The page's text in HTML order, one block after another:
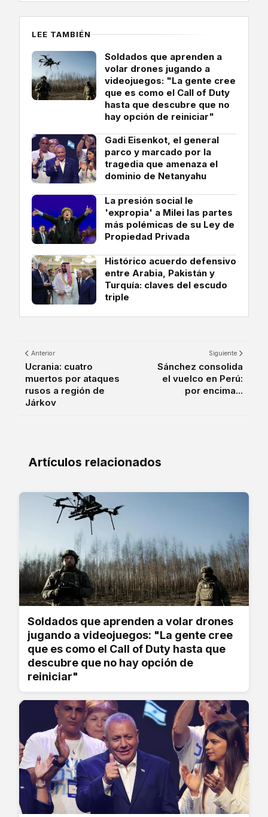
LEE TAMBIÉN
Soldados que aprenden a
volar drones jugando a
videojuegos: "La gente cree
que es como el Call of Duty
hasta que descubre que no
hay opción de reiniciar"
Gadi Eisenkot, el general
parco y marcado por la
tragedia que amenaza el
dominio de Netanyahu
La presión social le
'expropia' a Milei las partes
más polémicas de su Ley de
Propiedad Privada
Histórico acuerdo defensivo
entre Arabia, Pakistán y
Turquía: claves del escudo
triple
Anterior
Ucrania: cuatro
muertos por ataques
rusos a región de
Járkov
Siguiente
Sánchez consolida
el vuelco en Perú:
por encima...
Artículos relacionados
Soldados que aprenden a volar drones
jugando a videojuegos: "La gente cree
que es como el Call of Duty hasta que
descubre que no hay opción de
reiniciar"